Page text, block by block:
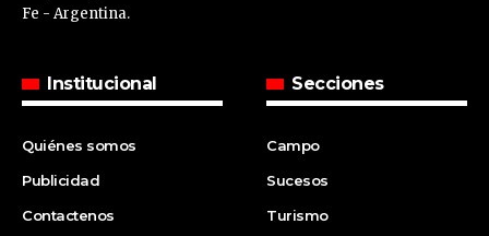
Fe - Argentina.
Institucional
Quiénes somos
Publicidad
Contactenos
Secciones
Campo
Sucesos
Turismo